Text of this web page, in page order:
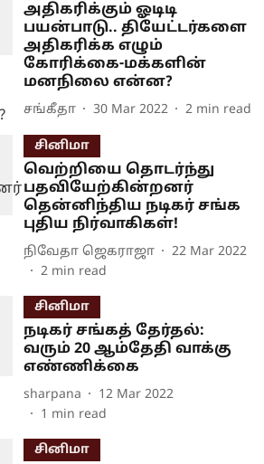
அதிகரிக்கும் ஓடிடி
பயன்பாடு.. தியேட்டர்களை
அதிகரிக்க எழும்
கோரிக்கை-மக்களின்
மனநிலை என்ன?
சங்கீதா 30 Mar 2022 2 min read
சினிமா
வெற்றியை தொடர்ந்து
பதவியேற்கின்றனர்
தென்னிந்திய நடிகர் சங்க
புதிய நிர்வாகிகள்!
நிவேதா ஜெகராஜா
22 Mar 2022
2 min read
சினிமா
நடிகர் சங்கத் தேர்தல்:
வரும் 20 ஆம்தேதி வாக்கு
எண்ணிக்கை
sharpana
12 Mar 2022
1 min read
சினிமா